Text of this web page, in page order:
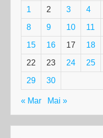
1 2 3 4
8 9 10 11
15 16 17 18
22 23 24 25
29 30
« Mar Mai »